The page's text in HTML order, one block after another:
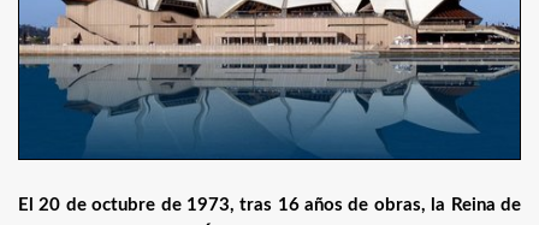
El 20 de octubre de 1973, tras 16 años de obras, la Reina de